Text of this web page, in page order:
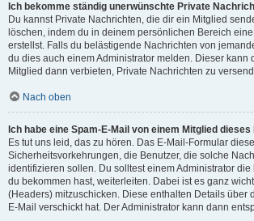
Ich bekomme ständig unerwünschte Private
Du kannst Private Nachrichten, die dir ein Mitglied
löschen, indem du in deinem persönlichen Bereich
erstellst. Falls du belästigende Nachrichten von
du dies auch einem Administrator melden. Dieser kann
Mitglied dann verbieten, Private Nachrichten zu
Nach oben
Ich habe eine Spam-E-Mail von einem Mitglied
Es tut uns leid, das zu hören. Das E-Mail-Formular
Sicherheitsvorkehrungen, die Benutzer, die solche
identifizieren sollen. Du solltest einem Administrator die
du bekommen hast, weiterleiten. Dabei ist es ganz
(Headers) mitzuschicken. Diese enthalten Details über
E-Mail verschickt hat. Der Administrator kann dann